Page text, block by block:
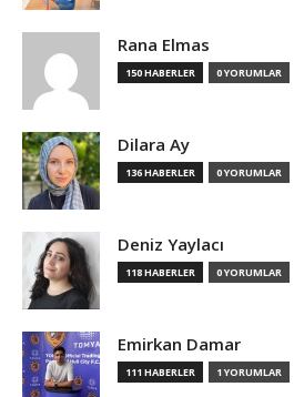
Rana Elmas
150 HABERLER 0 YORUMLAR
Dilara Ay
136 HABERLER 0 YORUMLAR
Deniz Yaylacı
118 HABERLER 0 YORUMLAR
Emirkan Damar
111 HABERLER 1 YORUMLAR